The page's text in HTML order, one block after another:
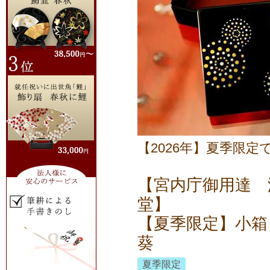
【2026年】夏季限定
【宮内庁御用達
堂】
【夏季限定】小
葵
夏季限定